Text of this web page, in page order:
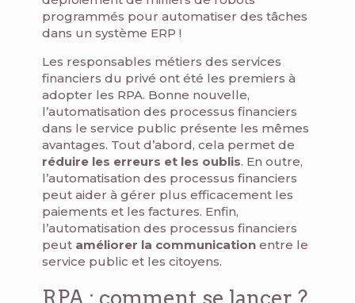
programmés pour automatiser des tâches
dans un système ERP !
Les responsables métiers des services
financiers du privé ont été les premiers à
adopter les RPA. Bonne nouvelle,
l’automatisation des processus financiers
dans le service public présente les mêmes
avantages. Tout d’abord, cela permet de
réduire les erreurs et les oublis. En outre,
l’automatisation des processus financiers
peut aider à gérer plus efficacement les
paiements et les factures. Enfin,
l’automatisation des processus financiers
peut améliorer la communication entre le
service public et les citoyens.